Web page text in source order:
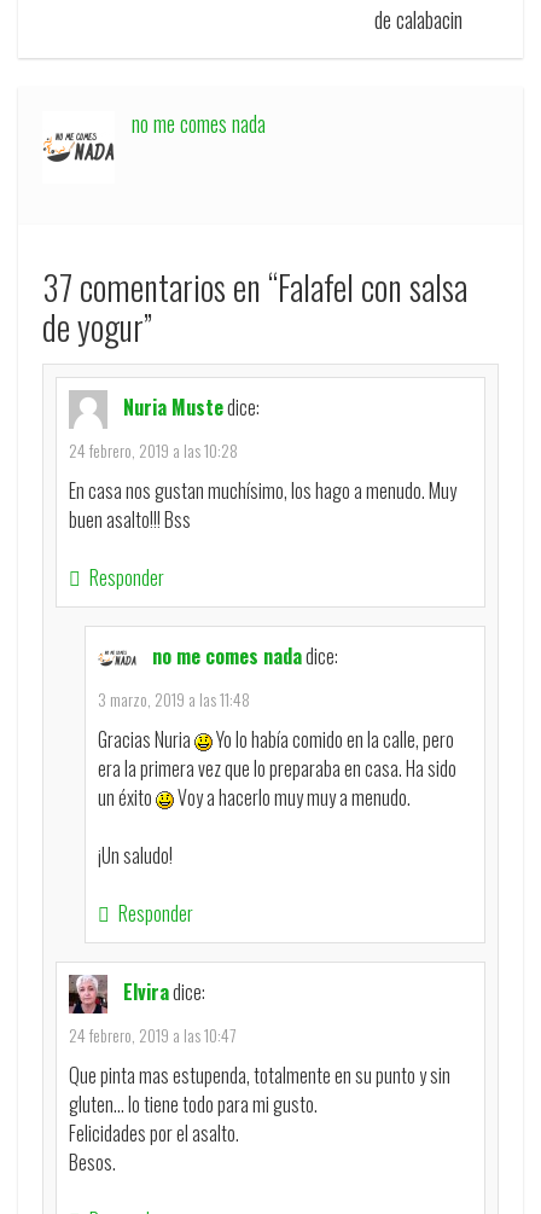
de calabacin
no me comes nada
37 comentarios en “Falafel con salsa
de yogur”
Nuria Mustedice:
24 febrero, 2019 a las 10:28
En casa nos gustan muchísimo, los hago a menudo. Muy
buen asalto!!! Bss
Responder
no me comes nadadice:
3 marzo, 2019 a las 11:48
Gracias Nuria
Yo lo había comido en la calle, pero
era la primera vez que lo preparaba en casa. Ha sido
un éxito
Voy a hacerlo muy muy a menudo.
¡Un saludo!
Responder
Elviradice:
24 febrero, 2019 a las 10:47
Que pinta mas estupenda, totalmente en su punto y sin
gluten… lo tiene todo para mi gusto.
Felicidades por el asalto.
Besos.